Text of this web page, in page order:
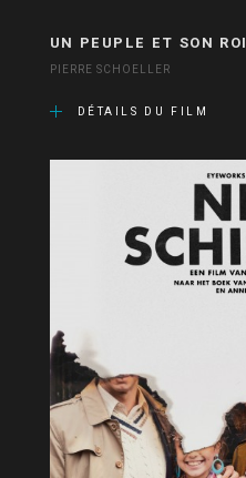
UN PEUPLE ET SON ROI
PIERRE SCHOELLER
DÉTAILS DU FILM